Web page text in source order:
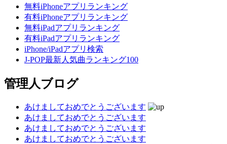
無料iPhoneアプリランキング
有料iPhoneアプリランキング
無料iPadアプリランキング
有料iPadアプリランキング
iPhone/iPadアプリ検索
J-POP最新人気曲ランキング100
管理人ブログ
あけましておめでとうございます
あけましておめでとうございます
あけましておめでとうございます
あけましておめでとうございます